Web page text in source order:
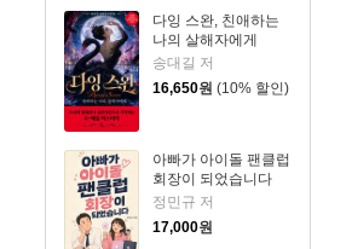
다잉 스완, 친애하는
나의 살해자에게
송대길 저
16,650원 (10% 할인)
아빠가 아이돌 팬클럽
회장이 되었습니다
정민규 저
17,000원